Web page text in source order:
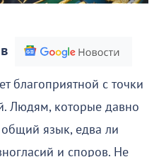
благоприятной с точки
Людям, которые давно
общий язык, едва ли
и споров. Не